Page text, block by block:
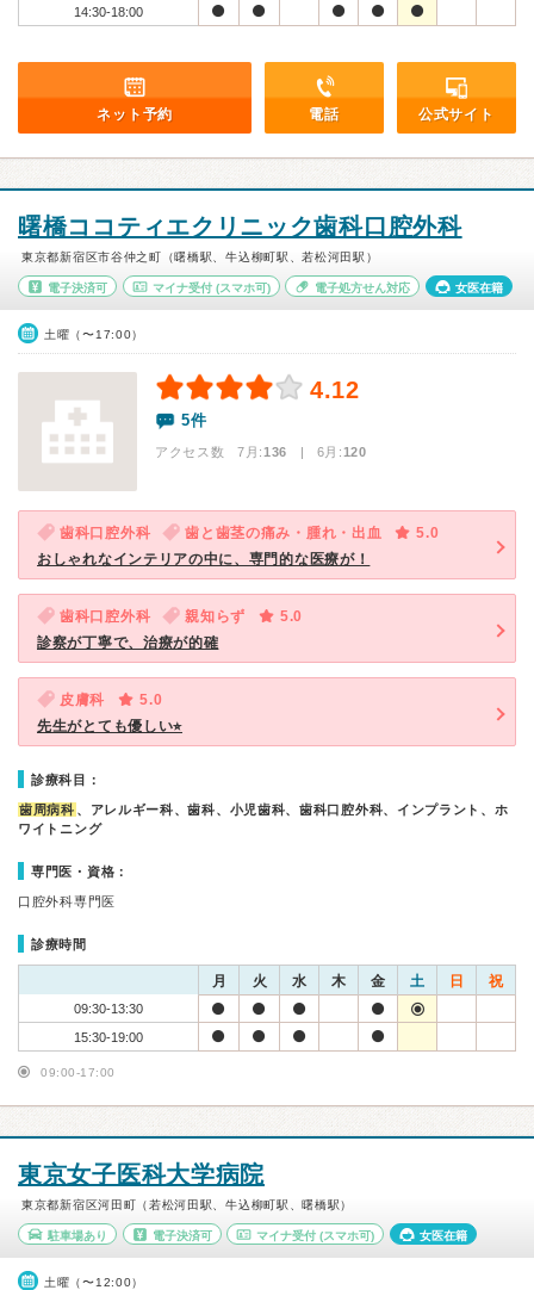
14:30-18:00
ネット予約 電話 公式サイト
曙橋ココティエクリニック歯科口腔外科
東京都新宿区市谷仲之町（曙橋駅、牛込柳町駅、若松河田駅）
電子決済可 マイナ受付(スマホ可) 電子処方せん対応 女医在籍
土曜（〜17:00）
4.12
5件
アクセス数 7月:136 | 6月:120
歯科口腔外科 歯と歯茎の痛み・腫れ・出血
5.0
おしゃれなインテリアの中に、専門的な医療が！
歯科口腔外科 親知らず
5.0
診察が丁寧で、治療が的確
皮膚科
5.0
先生がとても優しい⭐︎
診療科目：
歯周病科 、アレルギー科、歯科、小児歯科、歯科口腔外科、インプラント、ホ
ワイトニング
専門医・資格：
口腔外科専門医
診療時間
月 火 水 木 金 土 日 祝
09:30-13:30
15:30-19:00
09:00-17:00
東京女子医科大学病院
東京都新宿区河田町（若松河田駅、牛込柳町駅、曙橋駅）
駐車場あり 電子決済可 マイナ受付 (スマホ可) 女医在籍
土曜（〜12:00）